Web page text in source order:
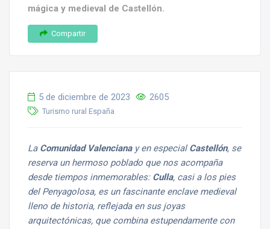
mágica y medieval de Castellón.
Compartir
5 de diciembre de 2023 2605
Turismo rural España
La Comunidad Valencianay en especial Castellón, se
reserva un hermoso poblado que nos acompaña
desde tiempos inmemorables: Culla, casi a los pies
del Penyagolosa, es un fascinante enclave medieval
lleno de historia, reflejada en sus joyas
arquitectónicas, que combina estupendamente con